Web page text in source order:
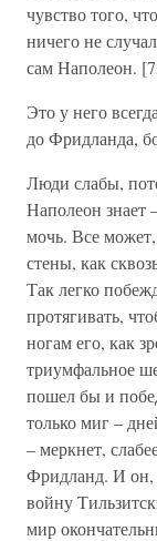
чувство того,
ничего не
сам Наполеон.
Это у него
до Фридланда,
Люди слабы,
Наполеон знает
мочь. Все может,
стены, как
Так легко
протягивать,
ногам его, как
триумфальное
пошел бы и
только миг –
– меркнет,
Фридланд. И он,
войну
мир